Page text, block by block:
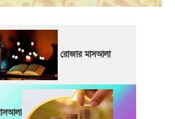
রোজার মাসআলা